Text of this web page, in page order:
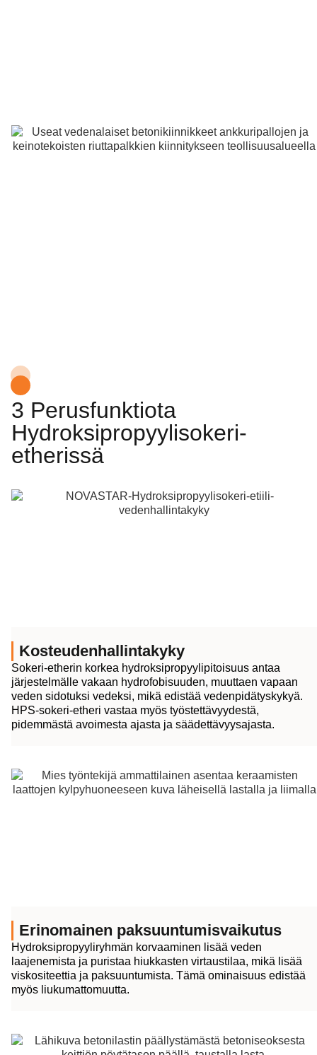
3 Perusfunktiota
Hydroksipropyylisokeri-
etherissä
Kosteudenhallintakyky
Sokeri-etherin korkea hydroksipropyylipitoisuus antaa
järjestelmälle vakaan hydrofobisuuden, muuttaen vapaan
veden sidotuksi vedeksi, mikä edistää vedenpidätyskykyä.
HPS-sokeri-etheri vastaa myös työstettävyydestä,
pidemmästä avoimesta ajasta ja säädettävyysajasta.
Erinomainen paksuuntumisvaikutus
Hydroksipropyyliryhmän korvaaminen lisää veden
laajenemista ja puristaa hiukkasten virtaustilaa, mikä lisää
viskositeettia ja paksuuntumista. Tämä ominaisuus edistää
myös liukumattomuutta.